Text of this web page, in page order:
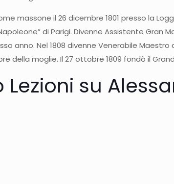
massone il 26 dicembre 1801 presso la
di Parigi. Divenne Assistente Gran
anno. Nel 1808 divenne Venerabile
della moglie. Il 27 ottobre 1809 fondò il
Lezioni su